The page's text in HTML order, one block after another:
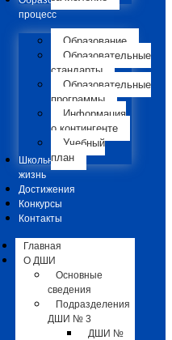
процесс
Образование
Образовательные
стандарты
Образовательные
программы
Информация
о контингенте
Учебный
план
Школьная
жизнь
Достижения
Конкурсы
Контакты
Главная
О ДШИ
Основные
сведения
Подразделения
ДШИ № 3
ДШИ №